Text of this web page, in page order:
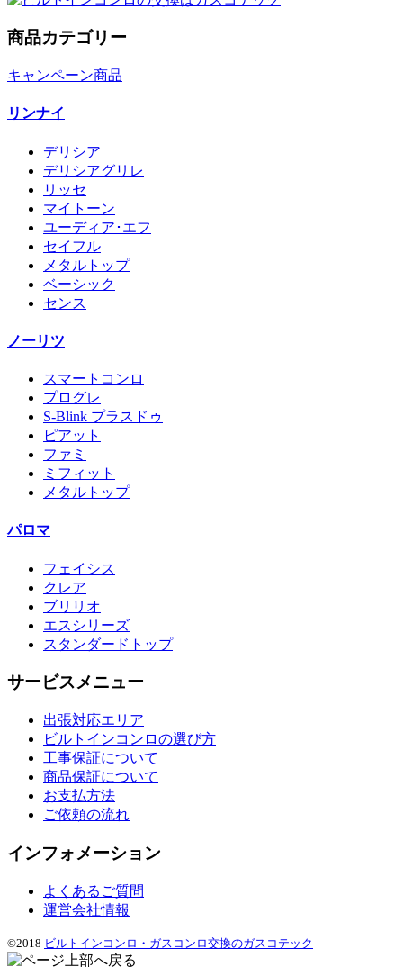
商品カテゴリー
キャンペーン商品
リンナイ
デリシア
デリシアグリレ
リッセ
マイトーン
ユーディア･エフ
セイフル
メタルトップ
ベーシック
センス
ノーリツ
スマートコンロ
プログレ
S-Blink プラスドゥ
ピアット
ファミ
ミフィット
メタルトップ
パロマ
フェイシス
クレア
ブリリオ
エスシリーズ
スタンダードトップ
サービスメニュー
出張対応エリア
ビルトインコンロの選び方
工事保証について
商品保証について
お支払方法
ご依頼の流れ
インフォメーション
よくあるご質問
運営会社情報
©2018 ビルトインコンロ・ガスコンロ交換のガスコテック